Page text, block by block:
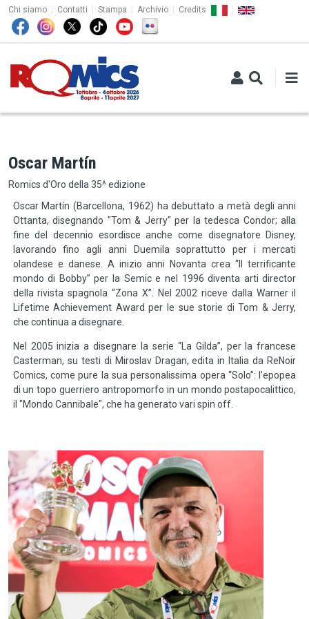
Salta al contenuto principale
TOP MENU
Chi siamo Contatti Stampa Archivio Credits
Oscar Martín
Romics d'Oro della 35^ edizione
Oscar Martín (Barcellona, 1962) ha debuttato a metà degli anni
Ottanta, disegnando "Tom & Jerry" per la tedesca Condor; alla
fine del decennio esordisce anche come disegnatore Disney,
lavorando fino agli anni Duemila soprattutto per i mercati
olandese e danese. A inizio anni Novanta crea “Il terrificante
mondo di Bobby” per la Semic e nel 1996 diventa arti director
della rivista spagnola “Zona X”. Nel 2002 riceve dalla Warner il
Lifetime Achievement Award per le sue storie di Tom & Jerry,
che continua a disegnare.
Nel 2005 inizia a disegnare la serie “La Gilda”, per la francese
Casterman, su testi di Miroslav Dragan, edita in Italia da ReNoir
Comics, come pure la sua personalissima opera “Solo”: l’epopea
di un topo guerriero antropomorfo in un mondo postapocalittico,
il "Mondo Cannibale", che ha generato vari spin off.